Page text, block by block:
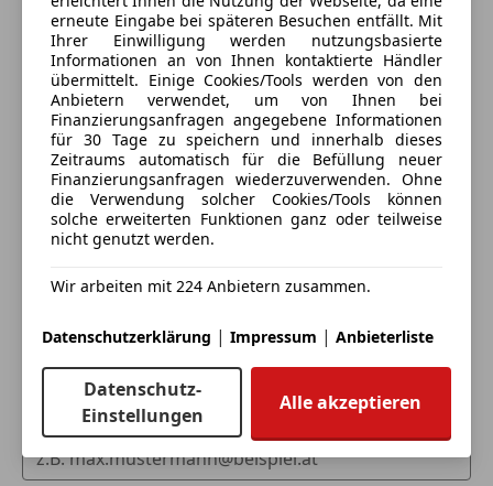
3 ähnliche Fahrzeuge gefunden
Ich erlaube den Händlern dieser
Dein Name
Deine E-Mail
erneute Eingabe bei späteren Besuchen entfällt. Mit
Ihrer Einwilligung werden nutzungsbasierte
Informationen an von Ihnen kontaktierte Händler
übermittelt. Einige Cookies/Tools werden von den
Anbietern verwendet, um von Ihnen bei
Finanzierungsanfragen angegebene Informationen
für 30 Tage zu speichern und innerhalb dieses
Zeitraums automatisch für die Befüllung neuer
Finanzierungsanfragen wiederzuverwenden. Ohne
die Verwendung solcher Cookies/Tools können
solche erweiterten Funktionen ganz oder teilweise
nicht genutzt werden.
Wir arbeiten mit 224 Anbietern zusammen.
Datenschutzerklärung | Impressum | Anbieterliste
Datenschutz-
Einstellungen
Alle akzeptieren